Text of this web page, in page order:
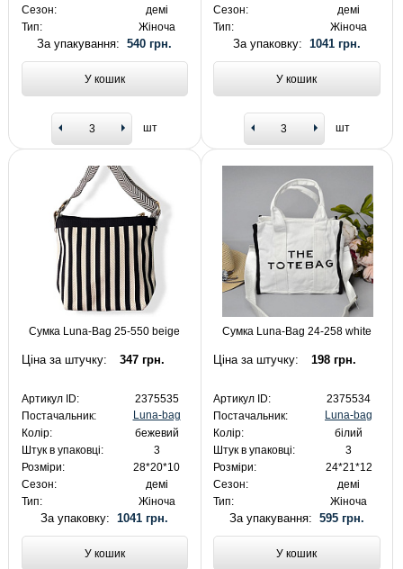
Сезон:
демі
Тип:
Жіноча
За упакування:540 грн.
У кошик
шт
Сезон:
демі
Тип:
Жіноча
За упаковку: 1041 грн.
У кошик
шт
Сумка Luna-Bag 25-550 beige
Ціна за штучку: 347 грн.
Артикул ID:
2375535
Постачальник:
Luna-bag
Колір:
бежевий
Штук в упаковці:
3
Розміри:
28*20*10
Сезон:
демі
Тип:
Жіноча
За упаковку:1041 грн.
У кошик
Сумка Luna-Bag 24-258 white
Ціна за штучку: 198 грн.
Артикул ID:
2375534
Постачальник:
Luna-bag
Колір:
білий
Штук в упаковці:
3
Розміри:
24*21*12
Сезон:
демі
Тип:
Жіноча
За упакування: 595 грн.
У кошик